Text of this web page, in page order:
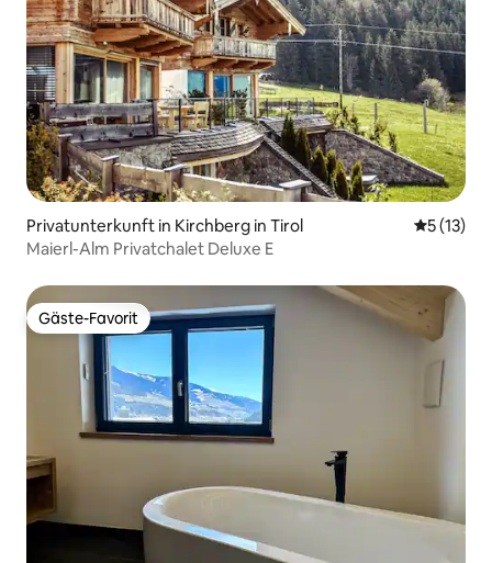
Privatunterkunft in Kirchberg in Tirol
5 (13)
Maierl-Alm Privatchalet Deluxe E
Gäste-Favorit
Gäste-Favorit